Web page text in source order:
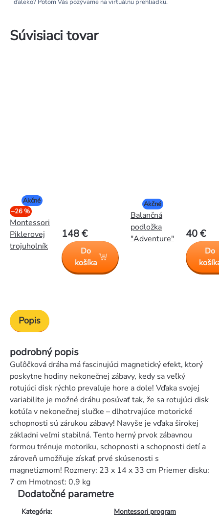
ďaleko? Potom Vás pozývame na virtuálnu prehliadku.
Súvisiaci tovar
Akčné
–26 %
Montessori
Piklerovej
trojuholník
148 €
Do
košíka
Akčné
Balančná
podložka
"Adventure"
40 €
Do
Popis
podrobný popis
Guľôčková dráha má fascinujúci magnetický efekt, ktorý
poskytne hodiny nekonečnej zábavy, kedy sa veľký
rotujúci disk rýchlo prevaľuje hore a dole! Vďaka svojej
variabilite je možné dráhu posúvať tak, že sa rotujúci disk
kotúľa v nekonečnej slučke – dlhotrvajúce motorické
schopnosti sú zárukou zábavy! Navyše je vďaka širokej
základni veľmi stabilná. Tento herný prvok zábavnou
formou trénuje motoriku, schopnosti a schopnosti detí a
zároveň umožňuje získať prvé skúsenosti s
magnetizmom! Rozmery: 23 x 14 x 33 cm Priemer disku:
7 cm Hmotnosť: 0,9 kg
Dodatočné parametre
Kategória: Montessori program